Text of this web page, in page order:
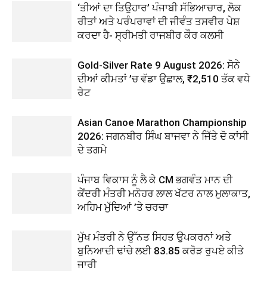
‘ਤੀਆਂ ਦਾ ਤਿਉਹਾਰ’ ਪੰਜਾਬੀ ਸੱਭਿਆਚਾਰ, ਲੋਕ
ਰੀਤਾਂ ਅਤੇ ਪਰੰਪਰਾਵਾਂ ਦੀ ਜੀਵੰਤ ਤਸਵੀਰ ਪੇਸ਼
ਕਰਦਾ ਹੈ- ਸ੍ਰੀਮਤੀ ਰਾਜਬੀਰ ਕੌਰ ਕਲਸੀ
Gold-Silver Rate 9 August 2026: ਸੋਨੇ
ਦੀਆਂ ਕੀਮਤਾਂ ’ਚ ਵੱਡਾ ਉਛਾਲ, ₹2,510 ਤੱਕ ਵਧੇ
ਰੇਟ
Asian Canoe Marathon Championship
2026: ਜਗਨਬੀਰ ਸਿੰਘ ਬਾਜਵਾ ਨੇ ਜਿੱਤੇ ਦੋ ਕਾਂਸੀ
ਦੇ ਤਗਮੇ
ਪੰਜਾਬ ਵਿਕਾਸ ਨੂੰ ਲੈ ਕੇ CM ਭਗਵੰਤ ਮਾਨ ਦੀ
ਕੇਂਦਰੀ ਮੰਤਰੀ ਮਨੋਹਰ ਲਾਲ ਖੱਟਰ ਨਾਲ ਮੁਲਾਕਾਤ,
ਅਹਿਮ ਮੁੱਦਿਆਂ ’ਤੇ ਚਰਚਾ
ਮੁੱਖ ਮੰਤਰੀ ਨੇ ਉੱਨਤ ਸਿਹਤ ਉਪਕਰਨਾਂ ਅਤੇ
ਬੁਨਿਆਦੀ ਢਾਂਚੇ ਲਈ 83.85 ਕਰੋੜ ਰੁਪਏ ਕੀਤੇ
ਜਾਰੀ